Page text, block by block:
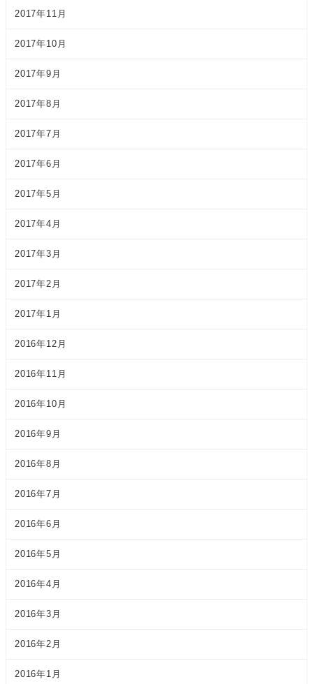
2017年11月
2017年10月
2017年9月
2017年8月
2017年7月
2017年6月
2017年5月
2017年4月
2017年3月
2017年2月
2017年1月
2016年12月
2016年11月
2016年10月
2016年9月
2016年8月
2016年7月
2016年6月
2016年5月
2016年4月
2016年3月
2016年2月
2016年1月